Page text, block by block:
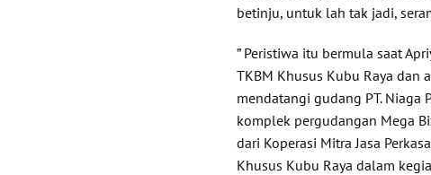
betinju, untuk lah tak jadi,
” Peristiwa itu bermula saat
TKBM Khusus Kubu Raya
mendatangi gudang PT. Niaga
komplek pergudangan Mega
dari Koperasi Mitra Jasa
Khusus Kubu Raya dalam